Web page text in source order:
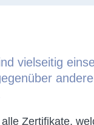
vielseitig
Zertifikate,